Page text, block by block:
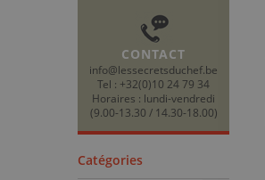
CONTACT
info@lessecretsduchef.be
Tel : +32(0)10 24 79 34
Horaires : lundi-vendredi
(9.00-13.30 / 14.30-18.00)
Catégories